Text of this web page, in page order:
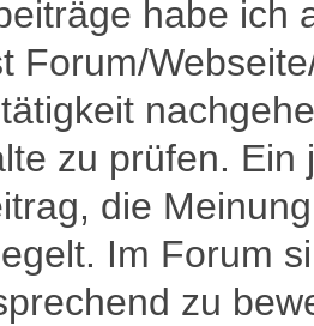
habe ich
Forum/
zu prüfen.
die
Im Forum
zu